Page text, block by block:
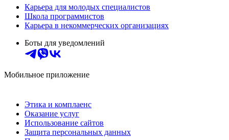
Карьера для молодых специалистов
Школа программистов
Карьера в некоммерческих организациях
Боты для уведомлений
Мобильное приложение
Этика и комплаенс
Оказание услуг
Использование сайтов
Защита персональных данных